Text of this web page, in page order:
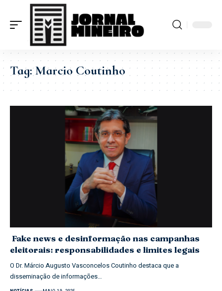
Tag:Marcio Coutinho
Fake news e desinformação nas campanhas
eleitorais: responsabilidades e limites legais
O Dr. Márcio Augusto Vasconcelos Coutinho destaca que a
disseminação de informações…